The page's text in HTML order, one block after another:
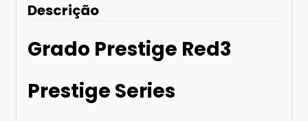
Descrição
Grado Prestige Red3
Prestige Series